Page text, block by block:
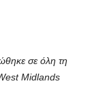
σε όλη τη
Midlands